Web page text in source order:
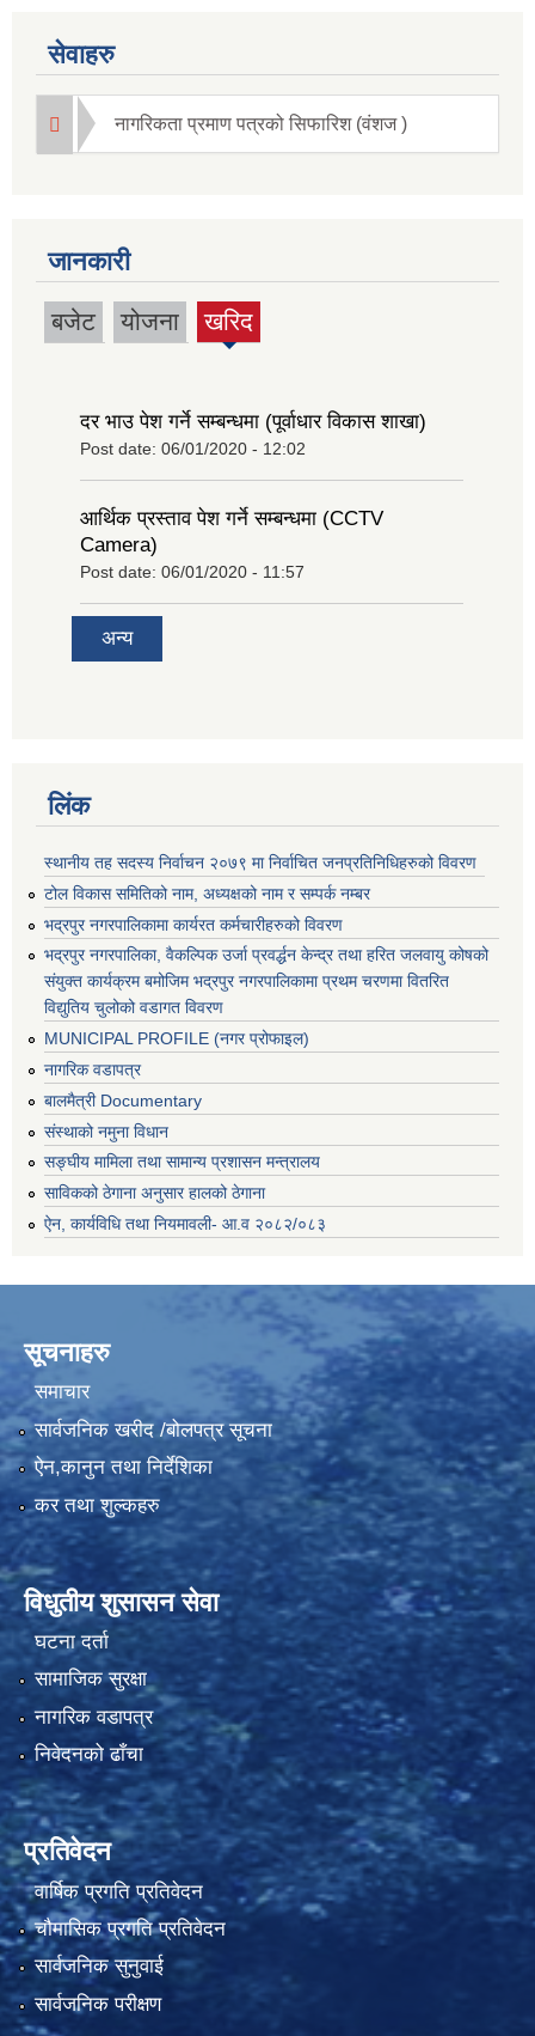
सेवाहरु
नागरिकता प्रमाण पत्रको सिफारिश (वंशज )
जानकारी
बजेट योजना खरिद
(active
दर भाउ पेश गर्ने सम्बन्धमा (पूर्वाधार विकास शाखा)
Post date: 06/01/2020 - 12:02
आर्थिक प्रस्ताव पेश गर्ने सम्बन्धमा (CCTV
Camera)
Post date: 06/01/2020 - 11:57
अन्य
लिंक
स्थानीय तह सदस्य निर्वाचन २०७९ मा निर्वाचित जनप्रतिनिधिहरुको विवरण
टोल विकास समितिको नाम, अध्यक्षको नाम र सम्पर्क नम्बर
भद्रपुर नगरपालिकामा कार्यरत कर्मचारीहरुको विवरण
भद्रपुर नगरपालिका, वैकल्पिक उर्जा प्रवर्द्धन केन्द्र तथा हरित जलवायु कोषको
संयुक्त कार्यक्रम बमोजिम भद्रपुर नगरपालिकामा प्रथम चरणमा वितरित
विद्युतिय चुलोको वडागत विवरण
MUNICIPAL PROFILE (नगर प्रोफाइल)
नागरिक वडापत्र
बालमैत्री Documentary
संस्थाको नमुना विधान
सङ्घीय मामिला तथा सामान्य प्रशासन मन्त्रालय
साविकको ठेगाना अनुसार हालको ठेगाना
ऐन, कार्यविधि तथा नियमावली- आ.व २०८२/०८३
सूचनाहरु
समाचार
सार्वजनिक खरीद /बोलपत्र सूचना
ऐन,कानुन तथा निर्देशिका
कर तथा शुल्कहरु
विधुतीय शुसासन सेवा
घटना दर्ता
सामाजिक सुरक्षा
नागरिक वडापत्र
निवेदनको ढाँचा
प्रतिवेदन
वार्षिक प्रगति प्रतिवेदन
चौमासिक प्रगति प्रतिवेदन
सार्वजनिक सुनुवाई
सार्वजनिक परीक्षण